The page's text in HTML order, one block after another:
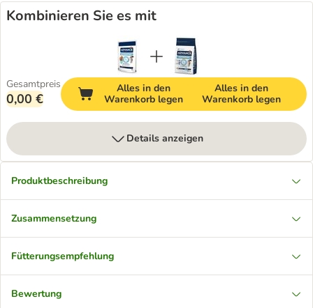
Kombinieren Sie es mit
Gesamtpreis
0,00 €
Alles in den
Warenkorb legen
Alles in den
Warenkorb legen
Details anzeigen
Produktbeschreibung
Zusammensetzung
Fütterungsempfehlung
Bewertung